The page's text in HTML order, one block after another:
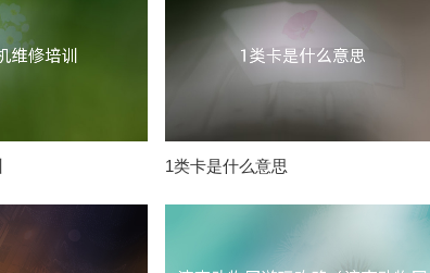
1类卡是什么意思